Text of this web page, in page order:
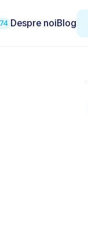
Despre noiBlog